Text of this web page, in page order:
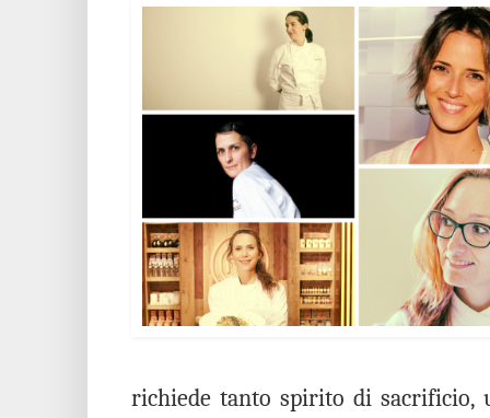
richiede tanto spirito di sacrificio,